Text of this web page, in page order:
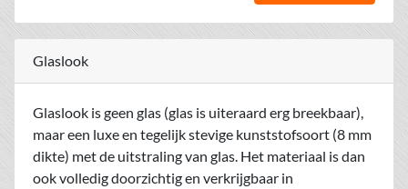
Glaslook
Glaslook is geen glas (glas is uiteraard erg breekbaar),
maar een luxe en tegelijk stevige kunststofsoort (8 mm
dikte) met de uitstraling van glas. Het materiaal is dan
ook volledig doorzichtig en verkrijgbaar in